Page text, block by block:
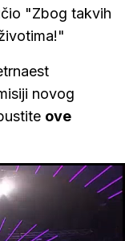
"Zbog takvih
novog
ove